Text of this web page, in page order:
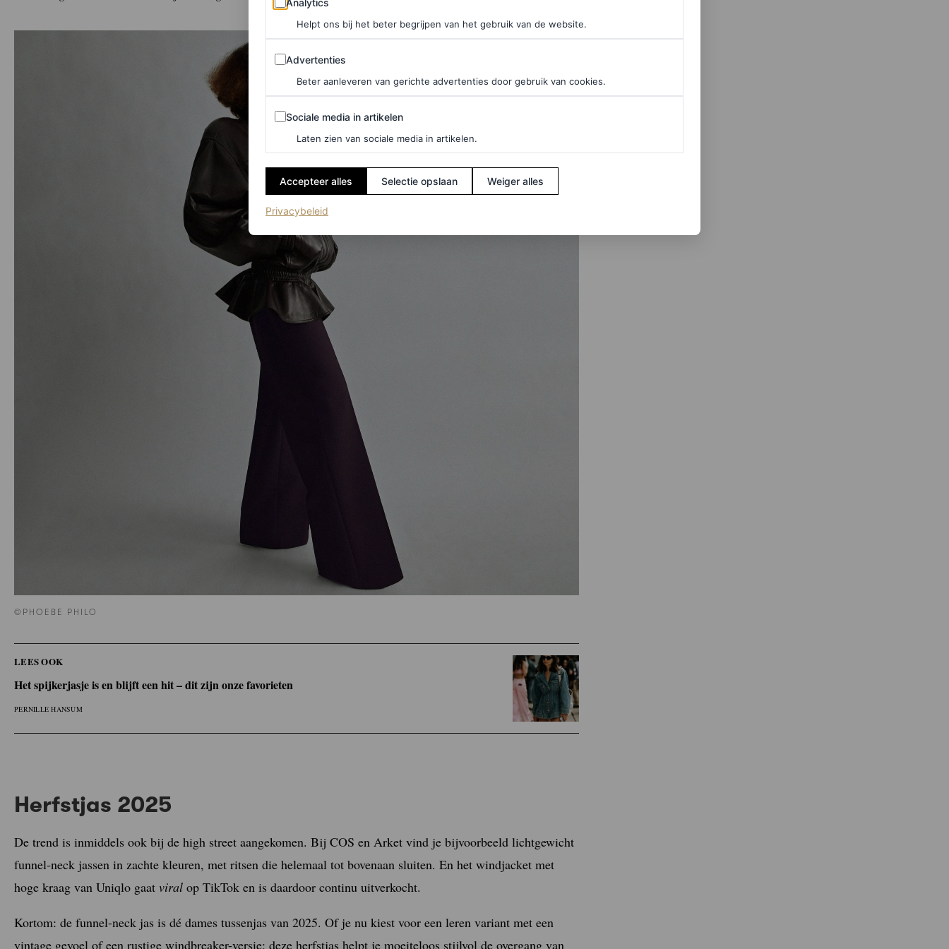
©PHOEBE PHILO
LEES OOK
Het spijkerjasje is en blijft een hit – dit zijn onze favorieten
PERNILLE HANSUM
Herfstjas 2025
De trend is inmiddels ook bij de high street aangekomen. Bij COS en Arket vind je bijvoorbeeld lichtgewicht
funnel-neck jassen in zachte kleuren, met ritsen die helemaal tot bovenaan sluiten. En het windjacket met
hoge kraag van Uniqlo gaat viral op TikTok en is daardoor continu uitverkocht.
Kortom: de funnel-neck jas is dé dames tussenjas van 2025. Of je nu kiest voor een leren variant met een
vintage gevoel of een rustige windbreaker-versie: deze herfstjas helpt je moeiteloos stijlvol de overgang van
Helpt ons bij het beter begrijpen van het gebruik van de website.
Advertenties
Advertenties
Beter aanleveren van gerichte advertenties door gebruik van cookies.
Sociale media in artikelen
Sociale media in artikelen
Laten zien van sociale media in artikelen.
Accepteer alles Selectie opslaan Weiger alles
Privacybeleid